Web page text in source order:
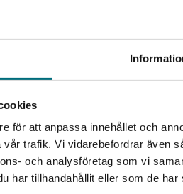
för att anpassa innehållet och
trafik. Vi vidarebefordrar även
och analysföretag som vi
har tillhandahållit eller som de
Begränsad
Det verkar som att du besöker
en enhet utanför Sverige. Vi
utanför Sverige. För att kunna
leveransadressen vara i Sverige.
med lättläst text.
fristående. Varje bok i
tema.